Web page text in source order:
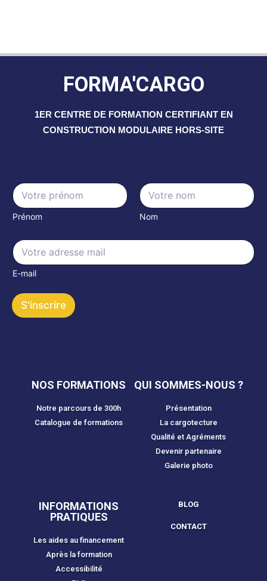
FORMA'CARGO
1ER CENTRE DE FORMATION CERTIFIANT EN
CONSTRUCTION MODULAIRE HORS-SITE
N
a
m
e
Prénom Nom
m
a
i
N
a
m
E
m
i
*
E-mail
S'inscrire
NOS FORMATIONS
Notre parcours de 300h
Catalogue de formations
QUI SOMMES-NOUS ?
Présentation
La cargotecture
Qualité et Agréments
Devenir partenaire
Galerie photo
INFORMATIONS
PRATIQUES
Les aides au financement
Après la formation
Accessibilité
BLOG
CONTACT